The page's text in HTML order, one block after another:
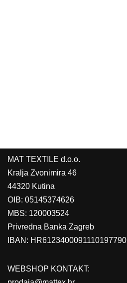
MAT TEXTILE d.o.o.
Kralja Zvonimira 46
44320 Kutina
OIB: 05145374626
MBS: 120003524
Privredna Banka Zagreb
IBAN: HR6123400091110197790
WEBSHOP KONTAKT: